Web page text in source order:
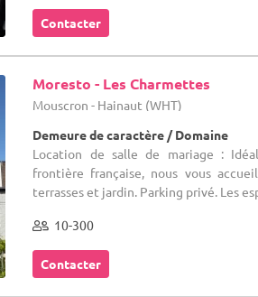
Contacter
Moresto - Les Charmettes
Mouscron - Hainaut (WHT)
Demeure de caractère / Domaine
Location de salle de mariage :
frontière française, nous vous
terrasses et jardin. Parking privé. Les
10-300
Contacter